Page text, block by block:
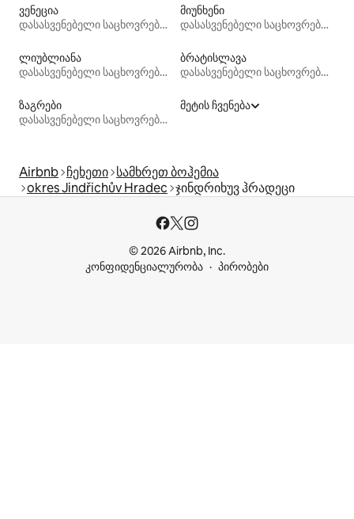
ვენეცია
დასასვენებელი საცხოვრებლები
მიუნხენი
დასასვენებელი საცხოვრებლები
ლიუბლიანა
დასასვენებელი საცხოვრებლები
ბრატისლავა
დასასვენებელი საცხოვრებლები
ზაგრები
დასასვენებელი საცხოვრებლები
მეტის ჩვენება
Airbnb ჩეხეთი სამხრეთ ბოჰემია
okres Jindřichův Hradec ჯინდრიხუვ ჰრადეცი
© 2026 Airbnb, Inc.
კონფიდენციალურობა
პირობები